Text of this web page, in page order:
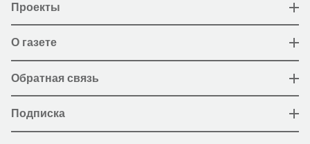
Проекты
О газете
Обратная связь
Подписка